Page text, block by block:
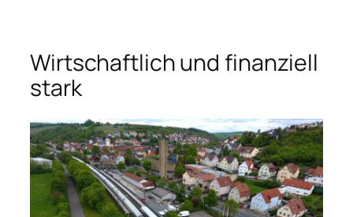
Wirtschaftlich und finanziell
stark